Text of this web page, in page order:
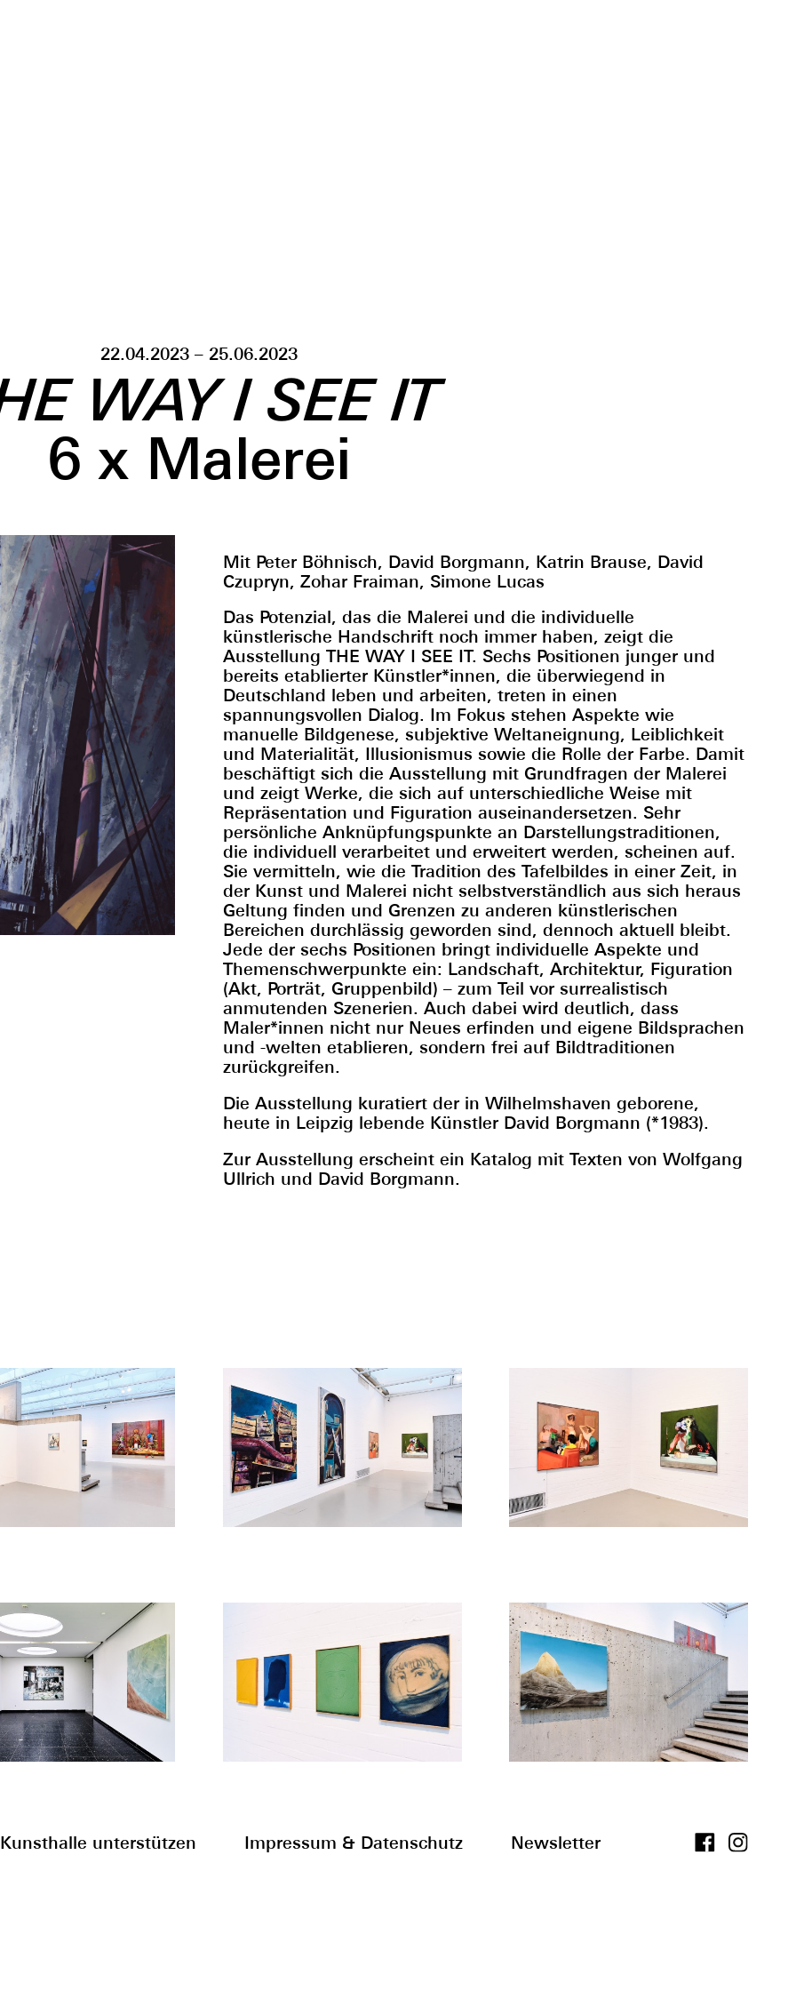
22.04.2023 – 25.06.2023
WAY I SEE IT
6 x Malerei
Mit Peter Böhnisch, David Borgmann, Katrin Brause, David
Czupryn, Zohar Fraiman, Simone Lucas
Das Potenzial, das die Malerei und die individuelle
künstlerische Handschrift noch immer haben, zeigt die
Ausstellung THE WAY I SEE IT. Sechs Positionen junger und
bereits etablierter Künstler*innen, die überwiegend in
Deutschland leben und arbeiten, treten in einen
spannungsvollen Dialog. Im Fokus stehen Aspekte wie
manuelle Bildgenese, subjektive Weltaneignung, Leiblichkeit
und Materialität, Illusionismus sowie die Rolle der Farbe. Damit
beschäftigt sich die Ausstellung mit Grundfragen der Malerei
und zeigt Werke, die sich auf unterschiedliche Weise mit
Repräsentation und Figuration auseinandersetzen. Sehr
persönliche Anknüpfungspunkte an Darstellungstraditionen,
die individuell verarbeitet und erweitert werden, scheinen auf.
Sie vermitteln, wie die Tradition des Tafelbildes in einer Zeit, in
der Kunst und Malerei nicht selbstverständlich aus sich heraus
Geltung finden und Grenzen zu anderen künstlerischen
Bereichen durchlässig geworden sind, dennoch aktuell bleibt.
Jede der sechs Positionen bringt individuelle Aspekte und
Themenschwerpunkte ein: Landschaft, Architektur, Figuration
(Akt, Porträt, Gruppenbild) – zum Teil vor surrealistisch
anmutenden Szenerien. Auch dabei wird deutlich, dass
Maler*innen nicht nur Neues erfinden und eigene Bildsprachen
und -welten etablieren, sondern frei auf Bildtraditionen
zurückgreifen.
Die Ausstellung kuratiert der in Wilhelmshaven geborene,
heute in Leipzig lebende Künstler David Borgmann (*1983).
Zur Ausstellung erscheint ein Katalog mit Texten von Wolfgang
Ullrich und David Borgmann.
Kunsthalle unterstützen Impressum & Datenschutz Newsletter